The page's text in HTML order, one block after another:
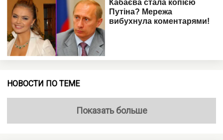
НОВОСТИ ПО ТЕМЕ
Показать больше